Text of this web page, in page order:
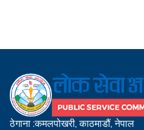
ठेगाना :कमलपोखरी, काठमाडौं, नेपाल